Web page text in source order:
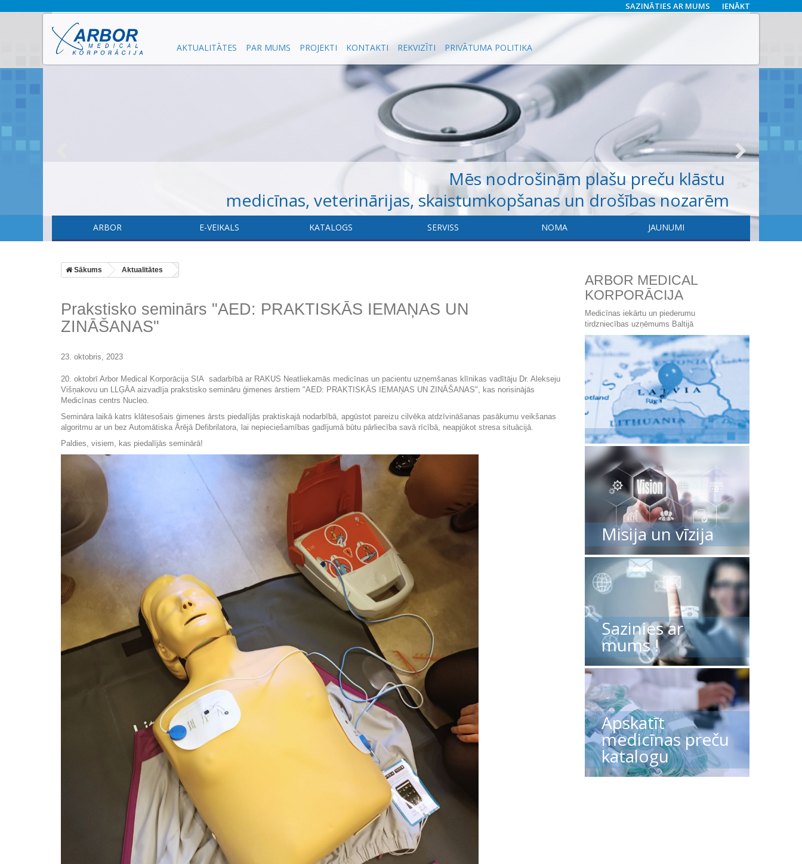
IENĀKT
SAZINĀTIES AR MUMS
AKTUALITĀTES PAR MUMS PROJEKTI KONTAKTI REKVIZĪTI PRIVĀTUMA POLITIKA
Mēs nodrošinām plašupreču klāstu
medicīnas, veterinārijas, skaistumkopšanas un drošības nozarēm
ARBOR E-VEIKALS KATALOGS ​SERVISS NOMA JAUNUMI
Sākums Aktualitātes
Prakstisko seminārs "AED: PRAKTISKĀS IEMAŅAS UN
ZINĀŠANAS"
23. oktobris, 2023
20. oktobrī Arbor Medical Korporācija SIA sadarbībā ar RAKUS Neatliekamās medicīnas un pacientu uzņemšanas klīnikas vadītāju Dr. Alekseju
Višņakovu un LLĢĀA aizvadīja prakstisko semināru ģimenes ārstiem "AED: PRAKTISKĀS IEMAŅAS UN ZINĀŠANAS", kas norisinājās
Medicīnas centrs Nucleo.
Semināra laikā katrs klātesošais ģimenes ārsts piedalījās praktiskajā nodarbībā, apgūstot pareizu cilvēka atdzīvināšanas pasākumu veikšanas
algoritmu ar un bez Automātiska Ārējā Defibrilatora, lai nepieciešamības gadījumā būtu pārliecība savā rīcībā, neapjūkot stresa situācijā.
Paldies, visiem, kas piedalījās seminārā!
ARBOR MEDICAL
KORPORĀCIJA
Medicīnas iekārtu un piederumu
tirdzniecības uzņēmums Baltijā
Misija un vīzija
Sazinies ar
mums !
Apskatīt
medicīnas preču
katalogu